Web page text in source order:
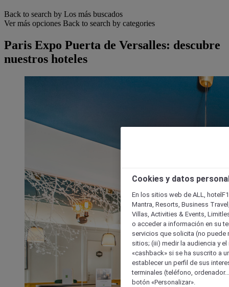
Back to search by Los más buscados
Ver más opciones Back to search by categories
Paris Expo Puerta de Versalles: descubre
nuestros hoteles
Cookies y datos
En los sitios web de ALL,
Mantra, Resorts, Business
Villas, Activities & Events,
o acceder a información en su
servicios que solicita (no puede
sitios; (iii) medir la audiencia y
«cashback» si se ha suscrito a
establecer un perfil de sus
terminales (teléfono,
botón «Personalizar».